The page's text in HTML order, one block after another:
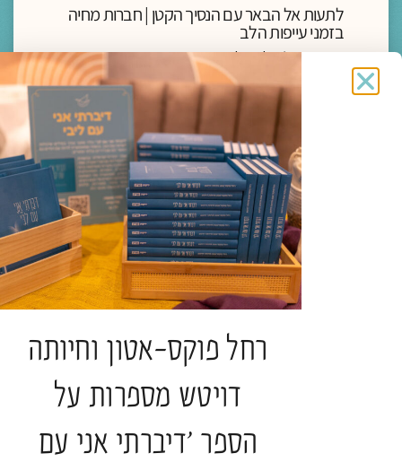
לתעות אל הבאר עם הנסיך הקטן | חברות מחיה
בזמני עייפות הלב
הרב פרופ' אלי הולצר
תגיות:כנס חברוּת
להמשך קריאה >
מדיה
פואטי אל הדרך הביתה
רחל פוקס-אטון וחיותה
דויטש מספרות על
הספר 'דיברתי אני עם